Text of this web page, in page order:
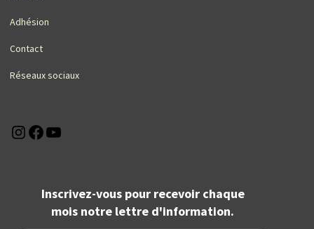
Adhésion
Contact
Réseaux sociaux
Instagram
Facebook
Inscrivez-vous pour recevoir chaque
mois notre lettre d'information.